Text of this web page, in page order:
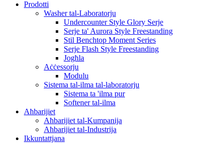
Prodotti
Washer tal-Laboratorju
Undercounter Style Glory Serje
Serje ta' Aurora Style Freestanding
Stil Benchtop Moment Series
Serje Flash Style Freestanding
Jogħla
Aċċessorju
Modulu
Sistema tal-ilma tal-laboratorju
Sistema ta 'ilma pur
Softener tal-ilma
Aħbarijiet
Aħbarijiet tal-Kumpanija
Aħbarijiet tal-Industrija
Ikkuntattjana